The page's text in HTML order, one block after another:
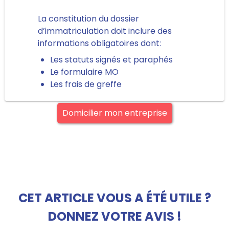
La constitution du dossier
d’immatriculation doit inclure des
informations obligatoires dont:
Les statuts signés et paraphés
Le formulaire MO
Les frais de greffe
Domicilier mon entreprise
CET ARTICLE VOUS A ÉTÉ UTILE ?
DONNEZ VOTRE AVIS !